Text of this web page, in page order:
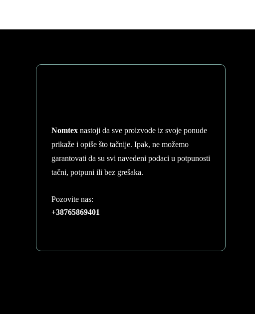
Nomtex nastoji da sve proizvode iz svoje ponude
prikaže i opiše što tačnije. Ipak, ne možemo
garantovati da su svi navedeni podaci u potpunosti
tačni, potpuni ili bez grešaka.
Pozovite nas:
+38765869401